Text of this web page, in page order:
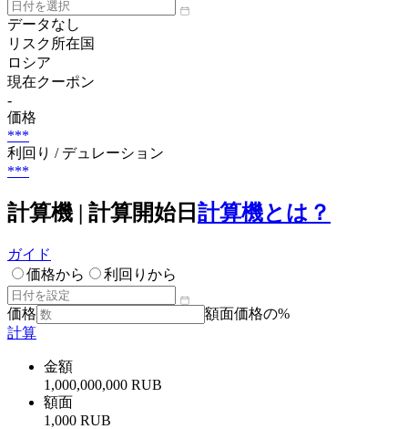
データなし
リスク所在国
ロシア
現在クーポン
-
価格
***
利回り / デュレーション
***
計算機 | 計算開始日 計算機とは？
ガイド
価格から
利回りから
価格
額面価格の%
計算
金額
1,000,000,000 RUB
額面
1,000 RUB